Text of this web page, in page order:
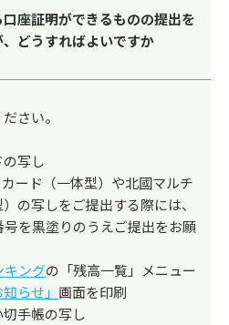
座証明ができるものの提出を
どうすればよいですか
さい。
の写し
ード（一体型）や北國マルチ
の写しをご提出する際には、
を黒塗りのうえご提出をお願
キングの「残高一覧」メニュー
らせ」 画面を印刷
切手帳の写し